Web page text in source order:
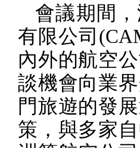
會議期間
有限公司
內外的航空
談機會向業
門旅遊的發
策，與多家